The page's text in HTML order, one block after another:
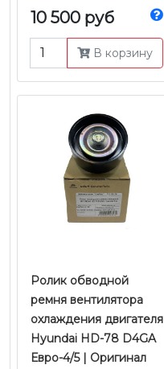
Оригинал
10 500 руб
В корзину
Ролик обводной
ремня вентилятора
охлаждения двигателя
Hyundai HD-78 D4GA
Евро-4/5 | Оригинал